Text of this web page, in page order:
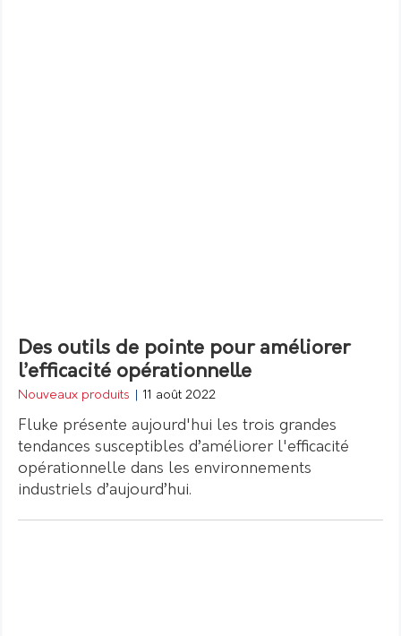
Des outils de pointe pour améliorer
l’efficacité opérationnelle
Nouveaux produits 11 août 2022
Fluke présente aujourd'hui les trois grandes
tendances susceptibles d’améliorer l'efficacité
opérationnelle dans les environnements
industriels d’aujourd’hui.